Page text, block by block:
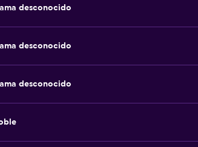
desconocido
desconocido
desconocido